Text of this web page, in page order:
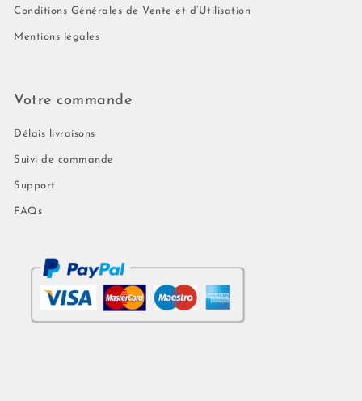
Conditions Générales de Vente et d’Utilisation
Mentions légales
Votre commande
Délais livraisons
Suivi de commande
Support
FAQs